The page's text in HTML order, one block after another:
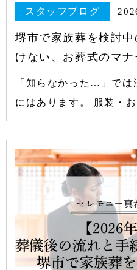
スタッフブログ
堺市で家族葬を検討
けない、お葬式のマ
「知らなかった…」で
にはあります。 服装・